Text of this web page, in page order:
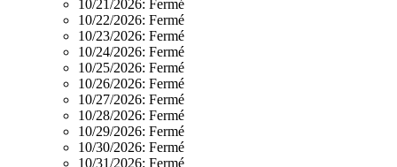
10/21/2026: Fermé
10/22/2026: Fermé
10/23/2026: Fermé
10/24/2026: Fermé
10/25/2026: Fermé
10/26/2026: Fermé
10/27/2026: Fermé
10/28/2026: Fermé
10/29/2026: Fermé
10/30/2026: Fermé
10/31/2026: Fermé